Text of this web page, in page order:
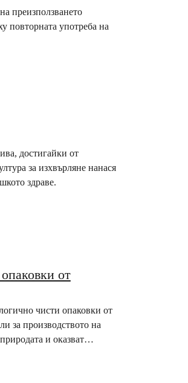
преизползването
повторната употреба на
достигайки от
за изхвърляне нанася
здраве.
от
чисти опаковки от
за производството на
и оказват